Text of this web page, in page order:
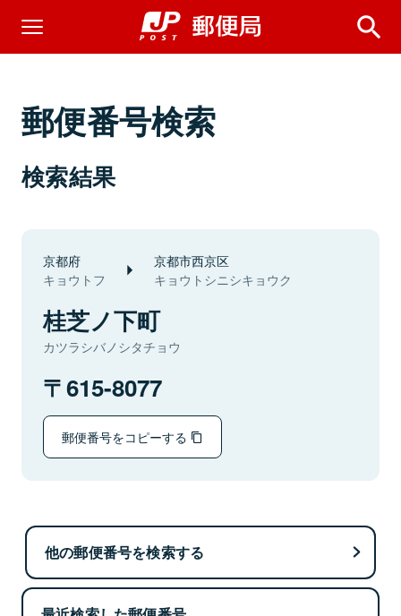
郵便番号検索
検索結果
京都府
キョウトフ
京都市西京区
キョウトシニシキョウク
桂芝ノ下町
カツラシバノシタチョウ
615-8077
郵便番号をコピーする
他の郵便番号を検索する